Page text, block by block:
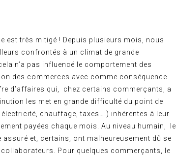
est très mitigé ! Depuis plusieurs mois, nous
confrontés à un climat de grande
n’a pas influencé le comportement des
des commerces avec comme conséquence
d’affaires qui, chez certains commerçants, a
les met en grande difficulté du point de
chauffage, taxes….) inhérentes à leur
payées chaque mois. Au niveau humain, le
et, certains, ont malheureusement dû se
Pour quelques commerçants, le